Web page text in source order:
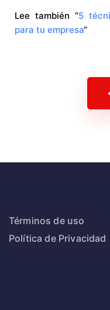
Lee también “5
para tu empresa“
Términos de uso
Política de Privacidad